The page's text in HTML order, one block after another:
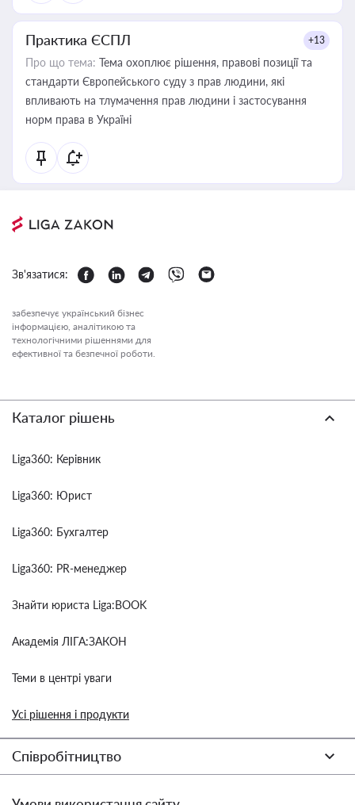
Практика ЄСПЛ +13
Про що тема: Тема охоплює рішення, правові позиції та
стандарти Європейського суду з прав людини, які
впливають на тлумачення прав людини і застосування
норм права в Україні
Зв'язатися:
забезпечує український бізнес
інформацією, аналітикою та
технологічними рішеннями для
ефективної та безпечної роботи.
Каталог рішень
Liga360: Керівник
Liga360: Юрист
Liga360: Бухгалтер
Liga360: PR-менеджер
Знайти юриста Liga:BOOK
Академія ЛІГА:ЗАКОН
Теми в центрі уваги
Усі рішення і продукти
Співробітництво